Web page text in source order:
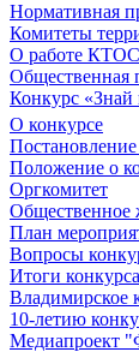
Нормативная
Комитеты
О работе
Общественная
Конкурс
О конкурсе
Положение о
Оргкомитет
План
Вопросы
Итоги конкурса
Владимирское
10-летию
Медиапроект